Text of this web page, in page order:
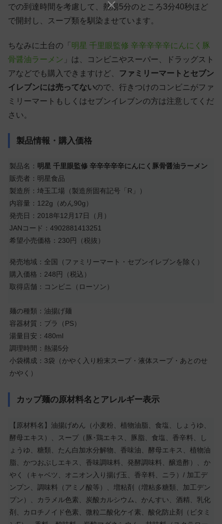
での到達時間を考慮して、熱湯5分のところ3分40秒ほど
で開封し、スープ類を馴染ませています。
ちなみに土台の「 明星 千里眼監修 辛辛辛辛辛にんにく豚
骨醤油ラーメン 」は、コンビニやスーパー、ドラッグスト
アなどでも購入できますけど、
ファミリーマートとセブン
イレブンには売ってないので、行きつけのコンビニがファ
ミリーマートもしくはセブンイレブンの方は注意してくだ
さい。
製品情報・購入価格
製品名： 明星 千里眼監修 辛辛辛辛辛にんにく豚骨醤油ラーメン
販売者：明星食品
製造所：埼玉工場（製造所固有記号「R」）
内容量：122g（めん90g）
発売日：2018年12月17日（月）
JANコード：4902881413251
希望小売価格：230円（税抜）
発売地域：全国（ファミリーマート・セブンイレブンを除く）
購入価格：248円（税込）
取得店舗：コンビニ（ローソン）
麺の種類：油揚げ麺
容器材質：プラ（PS）
湯量目安：480ml
調理時間：熱湯5分
小袋構成：3袋（かやく入り粉末スープ・液体スープ・あとのせ
かやく）
カップ麺の原材料名とアレルギー表示
【原材料名】油揚げめん（小麦粉、植物油脂、食塩、しょうゆ、
酵母エキス）、スープ（豚･鶏エキス、豚脂、食塩、香辛料、し
ょうゆ、糖類、たん白加水分解物、香味油、酵母エキス、植物油
脂、かつおぶしエキス、香味調味料、発酵調味料、醸造酢）、か
やく（キャベツ、オニオン入り揚げ玉、香辛料、ニラ）/ 加工デ
ンプン、調味料（アミノ酸等）、増粘剤（増粘多糖類、加工デン
プン）、カラメル色素、炭酸カルシウム、かんすい、酒精、乳化
剤、カロチノイド色素、微粒二酸化ケイ素、酸化防止剤（ビタミ